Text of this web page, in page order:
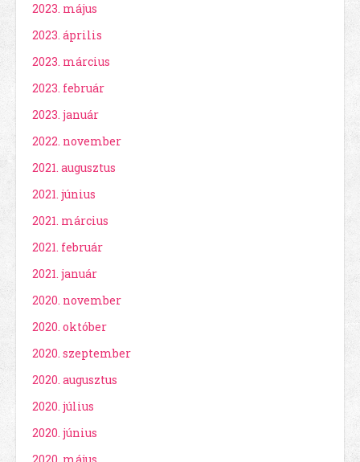
2023. május
2023. április
2023. március
2023. február
2023. január
2022. november
2021. augusztus
2021. június
2021. március
2021. február
2021. január
2020. november
2020. október
2020. szeptember
2020. augusztus
2020. július
2020. június